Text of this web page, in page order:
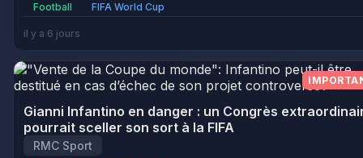
Football FIFA World Cup
il y a 6 jours
Gianni Infantino en danger : un Congrès
pourrait sceller son sort à la FIFA
RMC Sport